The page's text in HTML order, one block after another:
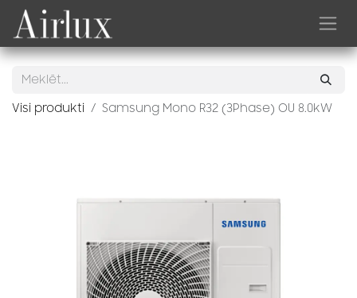
Skip to Content
Visi produkti Samsung Mono R32 (3Phase) OU 8.0kW